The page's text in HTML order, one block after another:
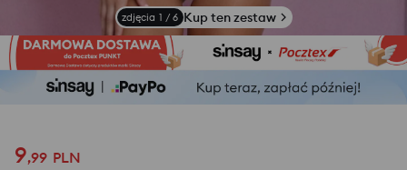
zdjęcia 1 / 6 Kup ten zestaw
9,99 PLN